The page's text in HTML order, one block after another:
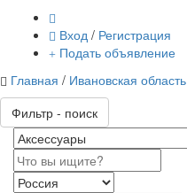
Вход / Регистрация
Подать объявление
Главная / Ивановская область
Фильтр - поиск